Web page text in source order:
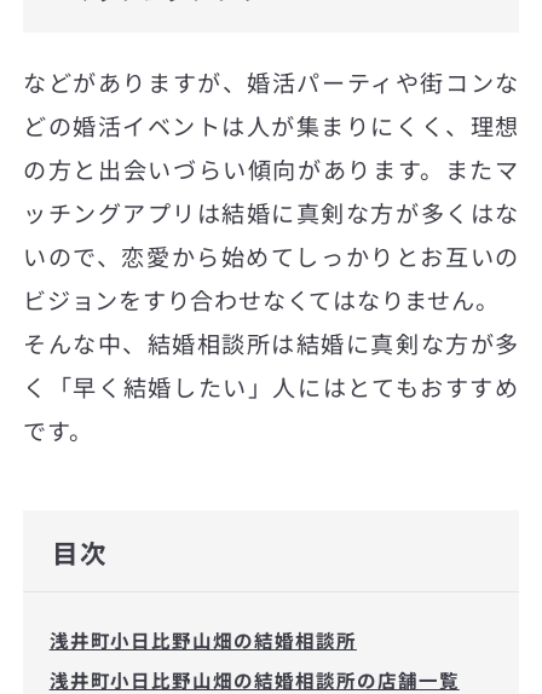
などがありますが、婚活パーティや街コンな
どの婚活イベントは人が集まりにくく、理想
の方と出会いづらい傾向があります。またマ
ッチングアプリは結婚に真剣な方が多くはな
いので、恋愛から始めてしっかりとお互いの
ビジョンをすり合わせなくてはなりません。
そんな中、結婚相談所は結婚に真剣な方が多
く「早く結婚したい」人にはとてもおすすめ
です。
目次
浅井町小日比野山畑の結婚相談所
浅井町小日比野山畑の結婚相談所の店舗一覧